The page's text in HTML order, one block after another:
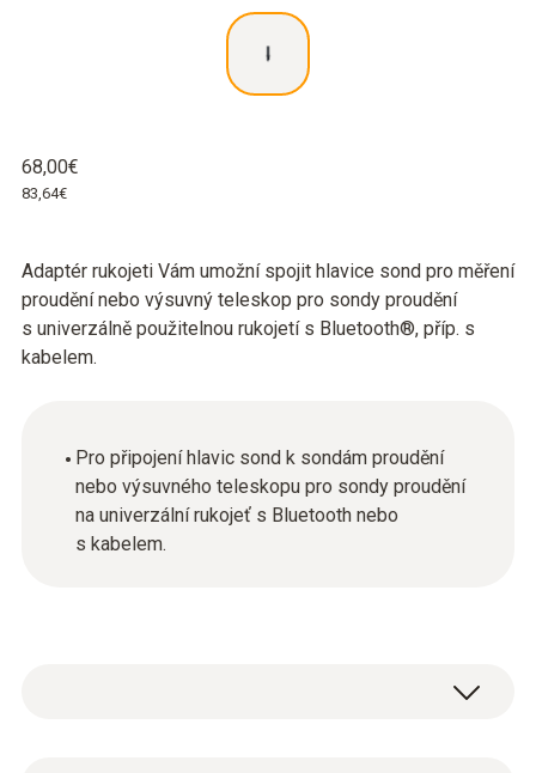
Adaptér rukojeti Vám umožní spojit hlavice sond pro měření
proudění nebo výsuvný teleskop pro sondy proudění
s univerzálně použitelnou rukojetí s Bluetooth®, příp. s
kabelem.
Pro připojení hlavic sond k sondám proudění
nebo výsuvného teleskopu pro sondy proudění
na univerzální rukojeť s Bluetooth nebo
s kabelem.
68,00€
83,64€